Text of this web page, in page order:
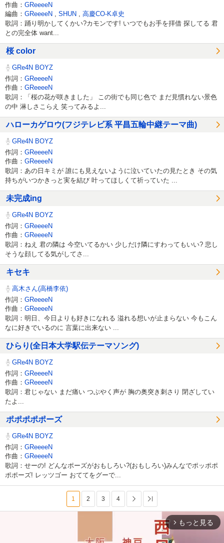
作曲： GReeeeN
編曲： GReeeeN SHUN 高慶CO-K卓史
歌詞：踊り明かしてくかい?カモンです! いつでもお手を拝借 探してる 君
との完全体 want...
桜 color
GRe4N BOYZ
作詞： GReeeeN
作曲： GReeeeN
歌詞：「桜の花が咲きました」 この街でも同じ色で まだ見慣れない景色
の中 淋しさこらえ 笑ってみるよ...
ハローカゲロウ(フジテレビ系 平昌五輪中継テーマ曲)
GRe4N BOYZ
作詞： GReeeeN
作曲： GReeeeN
歌詞：あの日キミが 誰にも見えないように泣いていたの見たとき その気
持ちがいつかきっと実を結び 叶ってほしくて祈っていた ...
未完成ing
GRe4N BOYZ
作詞： GReeeeN
作曲： GReeeeN
歌詞：ねえ 君の隣は 今空いてるかい 少しだけ隣にすわってもいい? 悲し
そうな顔してる気がしてさ...
キセキ
高木さん(高橋李依)
作詞： GReeeeN
作曲： GReeeeN
歌詞：明日、今日よりも好きになれる 溢れる想いが止まらない 今もこん
なに好きでいるのに 言葉に出来ない ...
ひらり(全日本大学駅伝テーマソング)
GRe4N BOYZ
作詞： GReeeeN
作曲： GReeeeN
歌詞：君じゃない まだ痛い つぶやく声が 胸の奥突き刺さり 閉ざしてい
たよ...
ポポポポポーズ
GRe4N BOYZ
作詞： GReeeeN
作曲： GReeeeN
歌詞：せーの! どんなポーズがおもしろい?(おもしろい)みんなでポッポポ
ポポーズ! レッツゴー おててをグーで...
1 2 3 4 次へ
arrow_forward_ios もっと見る